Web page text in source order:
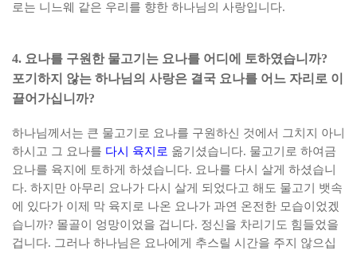
로는 니느웨 같은 우리를 향한 하나님의 사랑입니다.
4. 요나를 구원한 물고기는 요나를 어디에 토하였습니까?
포기하지 않는 하나님의 사랑은 결국 요나를 어느 자리로 이
끌어가십니까?
하나님께서는 큰 물고기로 요나를 구원하신 것에서 그치지 아니
하시고 그 요나를 다시 육지로 옮기셨습니다. 물고기로 하여금
요나를 육지에 토하게 하셨습니다. 요나를 다시 살게 하셨습니
다. 하지만 아무리 요나가 다시 살게 되었다고 해도 물고기 뱃속
에 있다가 이제 막 육지로 나온 요나가 과연 온전한 모습이었겠
습니까? 몰골이 엉망이었을 겁니다. 정신을 차리기도 힘들었을
겁니다. 그러나 하나님은 요나에게 추스릴 시간을 주지 않으십